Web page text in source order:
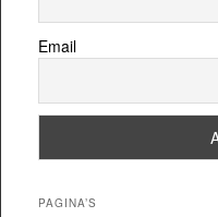
Email
PAGINA’S